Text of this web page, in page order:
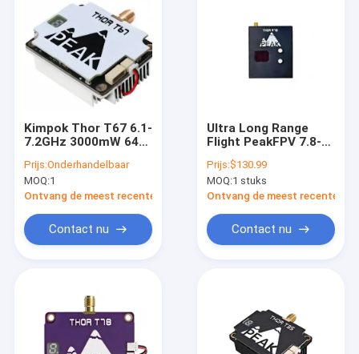
Producten
Over ons
Kimpok Thor T67 6.1-
7.2GHz 3000mW 64
Videosender voor
Dronegebruik op
Lange Afstand
Prijs:Onderhandelbaar
MOQ:1
Ontvang de meest recente Prijs
Contact nu
Ultra Long Range
Flight PeakFPV 7.8-
Accessory Video
Receiver FPV VRX
Onderdelen
40CH
Beeldoverdracht
Shenzhen Made
Prijs:$130.99
MOQ:1 stuks
Ontvang de meest recente
Contact nu